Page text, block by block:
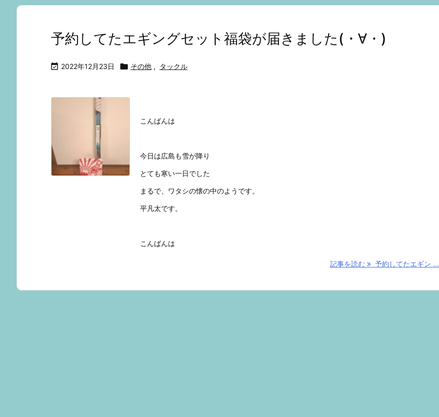
予約してたエギングセット福袋が届きました(・∀・)
 2022年12月23日  その他 , タックル
こんばんは
今日は広島も雪が降り
とても寒い一日でした
まるで、ワタシの懐の中のようです。
平凡太です。
こんばんは
記事を読む 予約してたエギン ...